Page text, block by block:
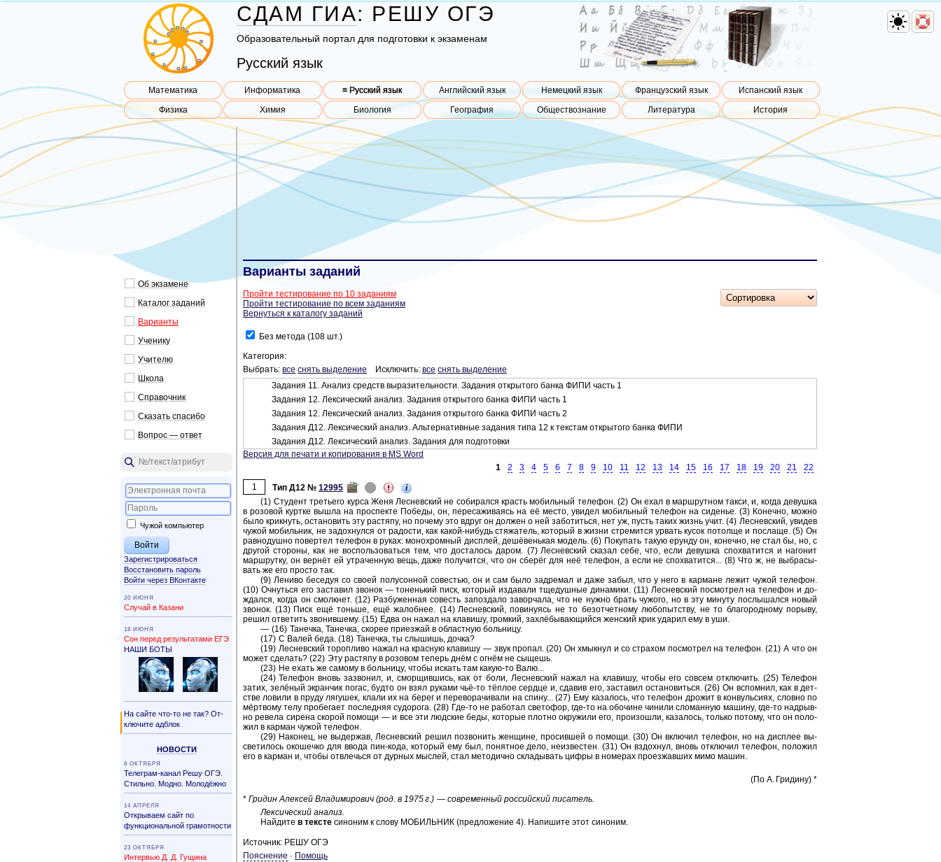
СДАМ ГИА: РЕШУ ОГЭ
Об­ра­зо­ва­тель­ный пор­тал для под­го­тов­ки к эк­за­ме­нам
Русский язык
Математика Информатика ≡ Русский язык Английский язык Немецкий язык Французский язык
Испанский язык
Физика
Химия Биология География Обществознание Литература История
Об эк­за­ме­не
Ка­та­лог за­да­ний
Ва­ри­ан­ты
Уче­ни­ку
Учи­те­лю
Школа
Спра­воч­ник
Ска­зать спа­си­бо
Во­прос — ответ
Чужой компьютер
Зарегистрироваться
Восстановить пароль
Войти через ВКонтакте
20 ИЮНЯ
Случай в Казани
18 ИЮНЯ
Сон перед результатами ЕГЭ
НАШИ БОТЫ
На сайте что-то не так? От­
клю­чи­те ад­б­лок
НО­ВО­СТИ
8 ОКТЯБРЯ
Телеграм-канал Решу ОГЭ.
Стильно. Модно. Молодёжно
14 АПРЕЛЯ
Открываем сайт по
функциональной грамотности
23 ОКТЯБРЯ
Интервью Д. Д. Гущина
Варианты заданий
Пройти тестирование по 10 заданиям
Пройти тестирование по всем заданиям
Вернуться к каталогу заданий
Без метода (108 шт.)
Категория:
Выбрать: все снять выделение Исключить: все снять выделение
Задания 11. Анализ средств выразительности. Задания открытого банка ФИПИ часть 1
Задания 12. Лексический анализ. Задания открытого банка ФИПИ часть 1
Задания 12. Лексический анализ. Задания открытого банка ФИПИ часть 2
Задания Д12. Лексический анализ. Альтернативные задания типа 12 к текстам открытого банка ФИПИ
Задания Д12. Лексический анализ. Задания для подготовки
Версия для печати и копирования в MS Word
1
2 3 4 5 6 7 8 9 10 11 12 13 14 15 16 17 18 19 20 21
22
1
Тип Д12 № 12995
i
(1) Сту­дент тре­тье­го курса Женя Лес­нев­ский не со­би­рал­ся красть мо­биль­ный те­ле­фон. (2) Он ехал в марш­рут­ном такси, и, когда де­вуш­ка
в ро­зо­вой курт­ке вышла на про­спек­те По­бе­ды, он, пе­ре­са­жи­ва­ясь на её место, уви­дел мо­биль­ный те­ле­фон на си­де­нье. (3) Ко­неч­но, можно
было крик­нуть, оста­но­вить эту рас­тя­пу, но по­че­му это вдруг он дол­жен о ней за­бо­тить­ся, нет уж, пусть таких жизнь учит. (4) Лес­нев­ский, уви­дев
чужой мо­биль­ник, не за­дох­нул­ся от ра­до­сти, как какой-⁠ни­будь стя­жа­тель, ко­то­рый в жизни стре­мит­ся урвать кусок по­тол­ще и по­сла­ще. (5) Он
рав­но­душ­но по­вер­тел те­ле­фон в руках: мо­но­хром­ный дис­плей, дешёвень­кая мо­дель. (6) По­ку­пать такую ерун­ду он, ко­неч­но, не стал бы, но, с
дру­гой сто­ро­ны, как не вос­поль­зо­вать­ся тем, что до­ста­лось даром. (7) Лес­нев­ский ска­зал себе, что, если де­вуш­ка спо­хва­тит­ся и на­го­нит
марш­рут­ку, он вернёт ей утра­чен­ную вещь, даже по­лу­чит­ся, что он сберёг для неё те­ле­фон, а если не спо­хва­тит­ся... (8) Что ж, не вы­бра­сы­
вать же его про­сто так.
(9) Ле­ни­во бе­се­дуя со своей по­лу­сон­ной со­ве­стью, он и сам было за­дре­мал и даже забыл, что у него в кар­ма­не лежит чужой те­ле­фон.
(10) Оч­нуть­ся его за­ста­вил зво­нок — то­нень­кий писк, ко­то­рый из­да­ва­ли тще­душ­ные ди­на­ми­ки. (11) Лес­нев­ский по­смот­рел на те­ле­фон и до­
ждал­ся, когда он смолк­нет. (12) Раз­бу­жен­ная со­весть за­поз­да­ло за­вор­ча­ла, что не нужно брать чу­жо­го, но в эту ми­ну­ту по­слы­шал­ся новый
зво­нок. (13) Писк ещё тонь­ше, ещё жа­лоб­нее. (14) Лес­нев­ский, по­ви­ну­ясь не то без­от­чет­но­му лю­бо­пыт­ству, не то бла­го­род­но­му по­ры­ву,
решил от­ве­тить зво­нив­ше­му. (15) Едва он нажал на кла­ви­шу, гром­кий, захлёбы­ва­ю­щий­ся жен­ский крик уда­рил ему в уши.
— (16) Та­неч­ка, Та­неч­ка, ско­рее при­ез­жай в об­ласт­ную боль­ни­цу.
(17) С Валей беда. (18) Та­неч­ка, ты слы­шишь, дочка?
(19) Лес­нев­ский то­роп­ли­во нажал на крас­ную кла­ви­шу — звук про­пал. (20) Он хмык­нул и со стра­хом по­смот­рел на те­ле­фон. (21) А что он
может сде­лать? (22) Эту рас­тя­пу в ро­зо­вом те­перь днём с огнём не сы­щешь.
(23) Не ехать же са­мо­му в боль­ни­цу, чтобы ис­кать там какую-⁠то Валю...
(24) Те­ле­фон вновь за­зво­нил, и, смор­щив­шись, как от боли, Лес­нев­ский нажал на кла­ви­шу, чтобы его со­всем от­клю­чить. (25) Те­ле­фон
затих, зелёный экран­чик погас, будто он взял ру­ка­ми чьё-⁠то тёплое серд­це и, сда­вив его, за­ста­вил оста­но­вить­ся. (26) Он вспом­нил, как в дет­
стве ло­ви­ли в пруду ля­гу­шек, клали их на берег и пе­ре­во­ра­чи­ва­ли на спину... (27) Ему ка­за­лось, что те­ле­фон дро­жит в кон­вуль­си­ях, слов­но по
мёрт­во­му телу про­бе­га­ет по­след­няя су­до­ро­га. (28) Где-то не ра­бо­тал све­то­фор, где-⁠то на обо­чи­не чи­ни­ли сло­ман­ную ма­ши­ну, где-то над­рыв­
но ре­ве­ла си­ре­на ско­рой по­мо­щи — и все эти люд­ские беды, ко­то­рые плот­но окру­жи­ли его, про­изо­шли, ка­за­лось, толь­ко по­то­му, что он по­ло­
жил в кар­ман чужой те­ле­фон.
(29) На­ко­нец, не вы­дер­жав, Лес­нев­ский решил по­зво­нить жен­щи­не, про­сив­шей о по­мо­щи. (30) Он вклю­чил те­ле­фон, но на дис­плее вы­
све­ти­лось око­шеч­ко для ввода пин-⁠кода, ко­то­рый ему был, по­нят­ное дело, не­из­ве­стен. (31) Он вздох­нул, вновь от­клю­чил те­ле­фон, по­ло­жил
его в кар­ман и, чтобы от­влечь­ся от дур­ных мыс­лей, стал ме­то­дич­но скла­ды­вать цифры в но­ме­рах про­ез­жав­ших мимо машин.
(По А. Гри­ди­ну) *
* Гри­дин Алек­сей Вла­ди­ми­ро­вич (род. в 1975 г.) — со­вре­мен­ный рос­сий­ский пи­са­тель.
Лек­си­че­ский ана­лиз.
Най­ди­те в тек­сте си­но­ним к слову МО­БИЛЬ­НИК (пред­ло­же­ние 4). На­пи­ши­те этот си­но­ним.
Источник: РЕШУ ОГЭ
Пояснение · Помощь